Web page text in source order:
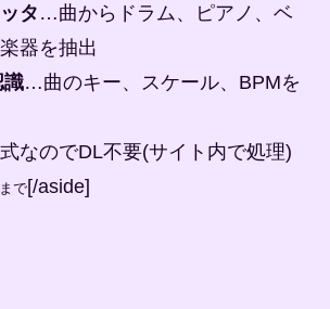
タ …曲からドラム、ピアノ、ベ
器を抽出
識…曲のキー、スケール、BPMを
なのでDL不要(サイト内で処理)
で[/aside]